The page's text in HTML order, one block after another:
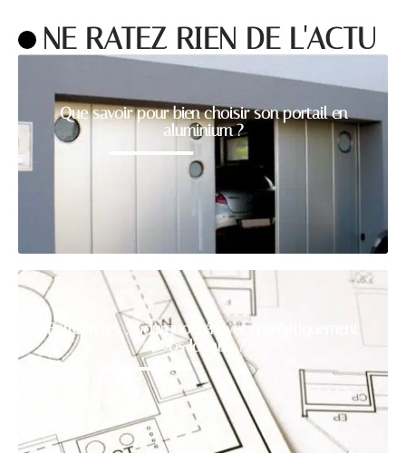
NE RATEZ RIEN DE L'ACTU
Que savoir pour bien choisir son portail en
aluminium ?
Entreprises : pourquoi rénover énergétiquement
vos locaux ?